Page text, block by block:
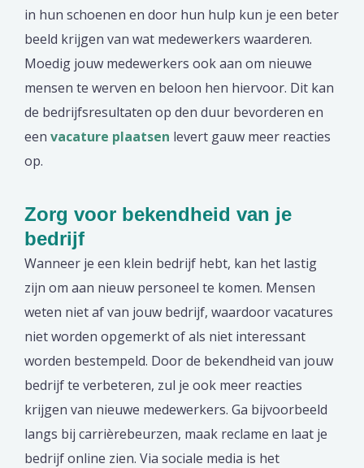
in hun schoenen en door hun hulp kun je een beter
beeld krijgen van wat medewerkers waarderen.
Moedig jouw medewerkers ook aan om nieuwe
mensen te werven en beloon hen hiervoor. Dit kan
de bedrijfsresultaten op den duur bevorderen en
een vacature plaatsen levert gauw meer reacties
op.
Zorg voor bekendheid van je
bedrijf
Wanneer je een klein bedrijf hebt, kan het lastig
zijn om aan nieuw personeel te komen. Mensen
weten niet af van jouw bedrijf, waardoor vacatures
niet worden opgemerkt of als niet interessant
worden bestempeld. Door de bekendheid van jouw
bedrijf te verbeteren, zul je ook meer reacties
krijgen van nieuwe medewerkers. Ga bijvoorbeeld
langs bij carrièrebeurzen, maak reclame en laat je
bedrijf online zien. Via sociale media is het